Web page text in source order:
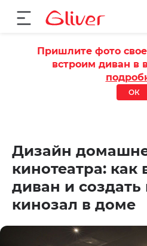
Пришлите фото
встроим диван в
ОК
Дизайн
кинотеатра: как
диван и
кинозал в доме